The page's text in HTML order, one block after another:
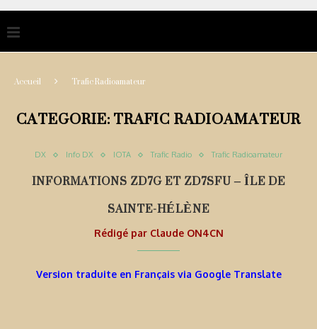
Accueil Trafic Radioamateur
CATEGORIE:TRAFIC RADIOAMATEUR
DX Info DX IOTA Trafic Radio Trafic Radioamateur
INFORMATIONS ZD7G ET ZD7SFU – ÎLE DE
SAINTE-HÉLÈNE
Rédigé par Claude ON4CN
Version traduite en Français via Google Translate